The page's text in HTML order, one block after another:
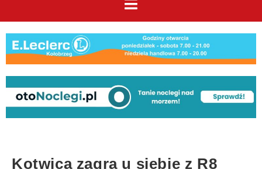
Kotwica zagra u siebie z R8